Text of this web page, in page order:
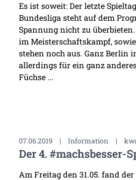
Es ist soweit: Der letzte
Bundesliga steht auf dem
Spannung nicht zu
im Meisterschaftskampf,
stehen noch aus. Ganz Berlin
allerdings für ein ganz
Füchse ...
07.06.2019 | Information |
Der 4. #machsbesser-
Am Freitag den 31.05. fand